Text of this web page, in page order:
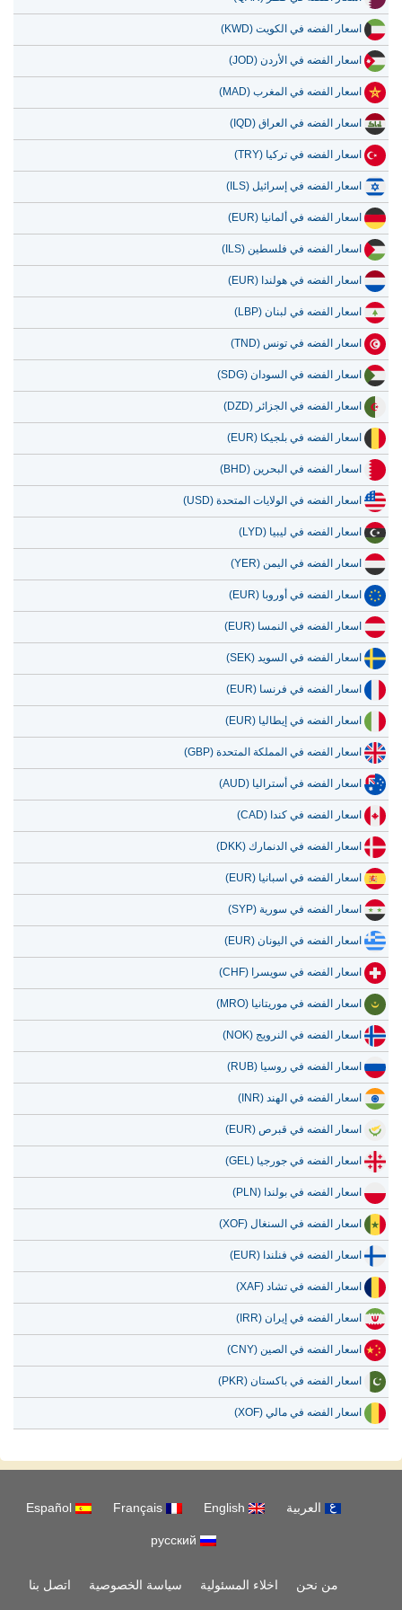
10 يوليو 2026
9 يوليو 2026
8 يوليو 2026
7 يوليو 2026
اسعار الفضه في الكويت (KWD)
اسعار الفضه في الأردن (JOD)
اسعار الفضه في المغرب (MAD)
اسعار الفضه في العراق (IQD)
اسعار الفضه في تركيا (TRY)
اسعار الفضه في إسرائيل (ILS)
اسعار الفضه في ألمانيا (EUR)
اسعار الفضه في فلسطين (ILS)
اسعار الفضه في هولندا (EUR)
اسعار الفضه في لبنان (LBP)
اسعار الفضه في تونس (TND)
اسعار الفضه في السودان (SDG)
اسعار الفضه في الجزائر (DZD)
اسعار الفضه في بلجيكا (EUR)
اسعار الفضه في البحرين (BHD)
اسعار الفضه في الولايات المتحدة (USD)
اسعار الفضه في ليبيا (LYD)
اسعار الفضه في اليمن (YER)
اسعار الفضه في أوروبا (EUR)
اسعار الفضه في النمسا (EUR)
اسعار الفضه في السويد (SEK)
اسعار الفضه في فرنسا (EUR)
اسعار الفضه في إيطاليا (EUR)
اسعار الفضه في المملكة المتحدة (GBP)
اسعار الفضه في أستراليا (AUD)
اسعار الفضه في كندا (CAD)
اسعار الفضه في الدنمارك (DKK)
اسعار الفضه في اسبانيا (EUR)
اسعار الفضه في سورية (SYP)
اسعار الفضه في اليونان (EUR)
اسعار الفضه في سويسرا (CHF)
اسعار الفضه في موريتانيا (MRO)
اسعار الفضه في النرويج (NOK)
اسعار الفضه في روسيا (RUB)
اسعار الفضه في الهند (INR)
اسعار الفضه في قبرص (EUR)
اسعار الفضه في جورجيا (GEL)
اسعار الفضه في بولندا (PLN)
اسعار الفضه في السنغال (XOF)
اسعار الفضه في فنلندا (EUR)
اسعار الفضه في تشاد (XAF)
اسعار الفضه في إيران (IRR)
اسعار الفضه في الصين (CNY)
اسعار الفضه في باكستان (PKR)
اسعار الفضه في مالي (XOF)
العربية Français
Español
من نحن اخلاء المسئولية سياسة الخصوصية اتصل بنا